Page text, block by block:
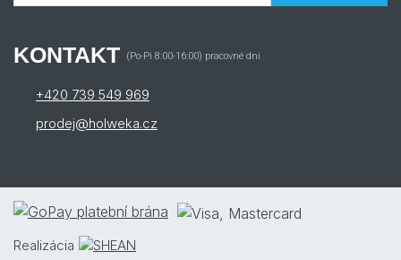
KONTAKT (Po-Pi 8:00-16:00) pracovné dni
+420 739 549 969
prodej@holweka.cz
Realizácia